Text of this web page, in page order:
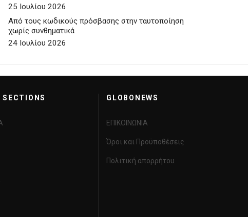
25 Ιουλίου 2026
Από τους κωδικούς πρόσβασης στην ταυτοποίηση
χωρίς συνθηματικά
24 Ιουλίου 2026
SECTIONS GLOBONEWS
ΕΠΙΚΟΙΝΩΝΙΑ
Όροι και Προϋποθέσεις
Πολιτική απορρήτου